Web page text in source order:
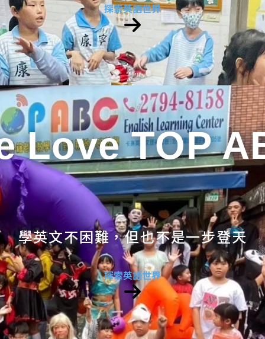
探索英語世界
Love TOP
學英文不困難，但也不是一步登天
探索英語世界